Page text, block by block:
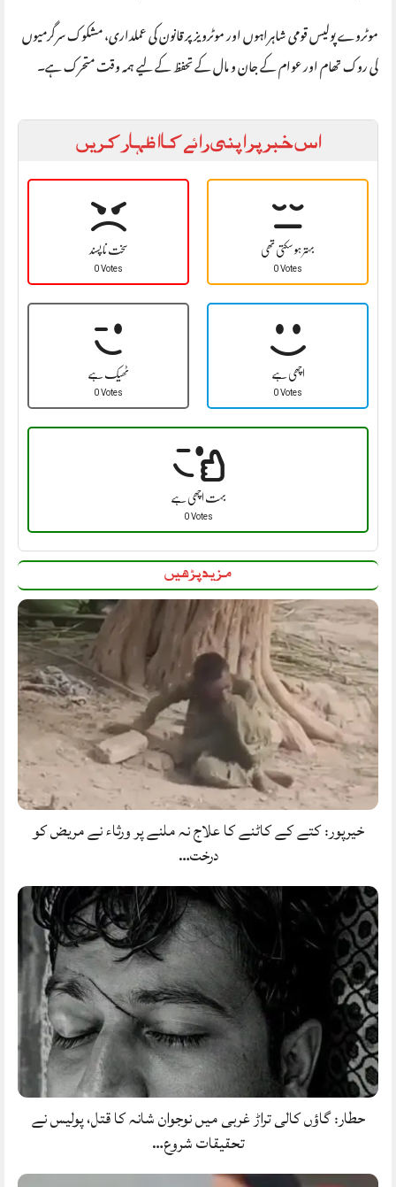
موٹروے پولیس قومی شاہراہوں اور موٹرویز پر قانون کی عملداری، مشکوک سرگرمیوں
کی روک تھام اور عوام کے جان و مال کے تحفظ کے لیے ہمہ وقت متحرک ہے۔
اس خبر پر اپنی رائے کا اظہار کریں
سخت نا پسند
0 Votes
بہتر ہو سکتی تھی
0 Votes
ٹھیک ہے
0 Votes
اچھی ہے
0 Votes
بہت اچھی ہے
0 Votes
مزید پڑھیں
خیرپور: کتے کے کاٹنے کا علاج نہ ملنے پر ورثاء نے مریض کو
درخت…
حطار: گاؤں کالی تراڑ غربی میں نوجوان شانہ کا قتل، پولیس نے
تحقیقات شروع…